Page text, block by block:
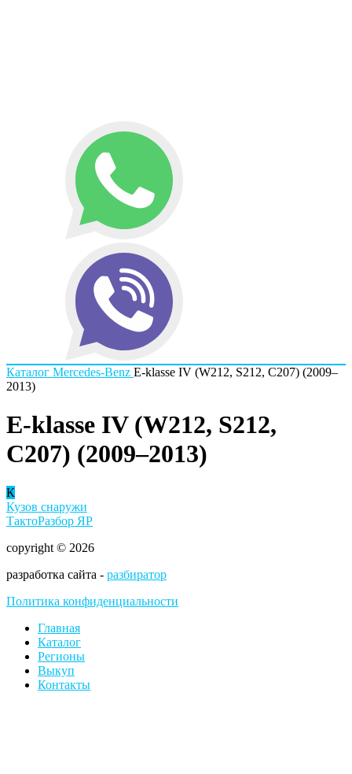
Каталог Mercedes-Benz E-klasse IV (W212, S212, C207) (2009–
2013)
E-klasse IV (W212, S212,
C207) (2009–2013)
К
Кузов снаружи
ТактоРазбор ЯР
copyright © 2026
разработка сайта - разбиратор
Политика конфиденциальности
Главная
Каталог
Регионы
Выкуп
Контакты